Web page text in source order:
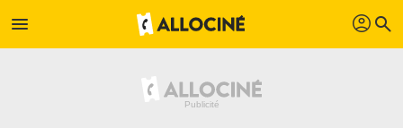
menu profil search